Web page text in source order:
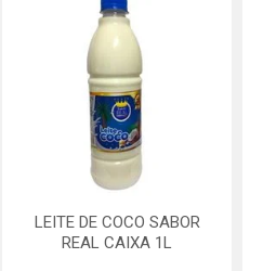
LEITE DE COCO SABOR
REAL CAIXA 1L